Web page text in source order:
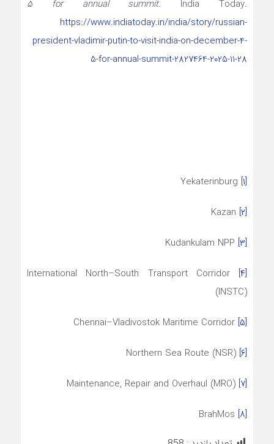
5 for annual summit. India Today.
https://www.indiatoday.in/india/story/russian-
president-vladimir-putin-to-visit-india-on-december-4-
5-for-annual-summit-2827464-2025-11-28
[۱]
[۲]
[۳]
[۴]
International North–South Transport Corridor
(INSTC)
[۵]
[۶]
[۷]
[۸]